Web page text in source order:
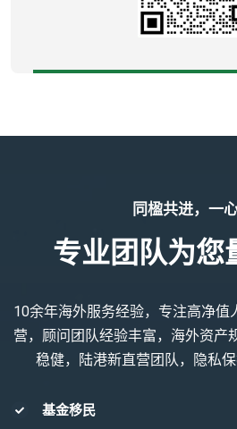
同楹共进，一
专业团队为您
10余年海外服务经验，专注高净值
营，顾问团队经验丰富，海外资产
稳健，陆港新直营团队，隐私保
基金移民